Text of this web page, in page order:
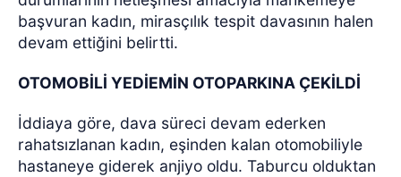
başvuran kadın, mirasçılık tespit davasının halen
devam ettiğini belirtti.
OTOMOBİLİ YEDİEMİN OTOPARKINA ÇEKİLDİ
İddiaya göre, dava süreci devam ederken
rahatsızlanan kadın, eşinden kalan otomobiliyle
hastaneye giderek anjiyo oldu. Taburcu olduktan